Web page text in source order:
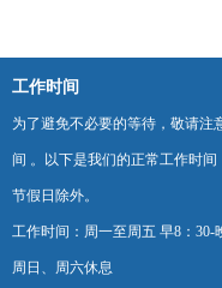
工作时间
为了避免不必要的等待，敬请注
间 。以下是我们的正常工作时间
节假日除外。
工作时间：周一至周五 早8：30-
周日、周六休息